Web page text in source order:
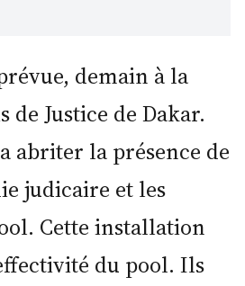
demain à la
de Justice de Dakar.
abriter la présence de
judicaire et les
Cette installation
du pool. Ils